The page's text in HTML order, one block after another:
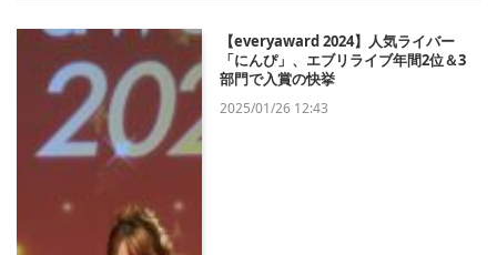
【everyaward 2024】人気ライバー
「にんぴ」、エブリライブ年間2位＆3
部門で入賞の快挙
2025/01/26 12:43